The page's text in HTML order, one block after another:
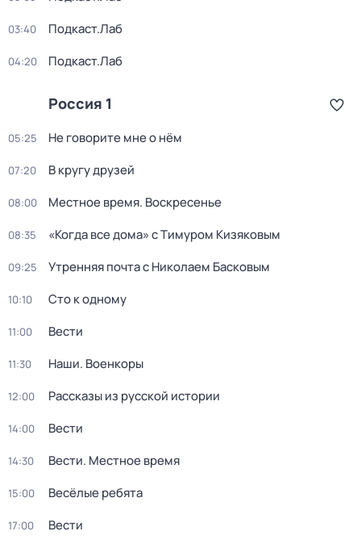
03:40 Подкаст.Лаб
04:20 Подкаст.Лаб
Россия 1
05:25 Не говорите мне о нём
07:20 В кругу друзей
08:00 Местное время. Воскресенье
08:35 «Когда все дома» с Тимуром Кизяковым
09:25 Утренняя почта с Николаем Басковым
10:10 Сто к одному
11:00 Вести
11:30 Наши. Военкоры
12:00 Рассказы из русской истории
14:00 Вести
14:30 Вести. Местное время
15:00 Весёлые ребята
17:00 Вести